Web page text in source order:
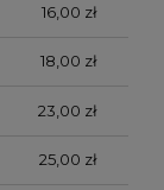
16,00 zł
18,00 zł
23,00 zł
25,00 zł